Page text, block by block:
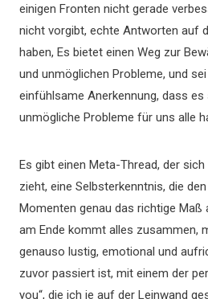
einigen Fronten nicht gerade
nicht vorgibt, echte Antworten auf
haben, Es bietet einen Weg zur
und unmöglichen Probleme, und
einfühlsame Anerkennung, dass
unmögliche Probleme für uns alle
Es gibt einen Meta-Thread, der
zieht, eine Selbsterkenntnis, die
Momenten genau das richtige Maß
am Ende kommt alles zusammen,
genauso lustig, emotional und
zuvor passiert ist, mit einem der
you“, die ich je auf der Leinwand